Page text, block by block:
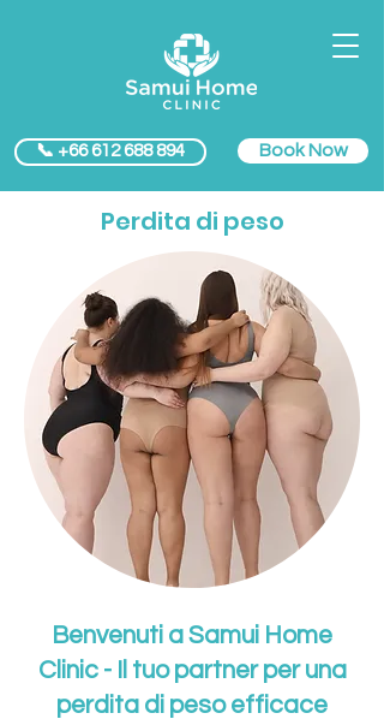
📞 +66 612 688 894 Book Now
Perdita di peso
Benvenuti a Samui Home
Clinic - Il tuo partner per una
perdita di peso efficace